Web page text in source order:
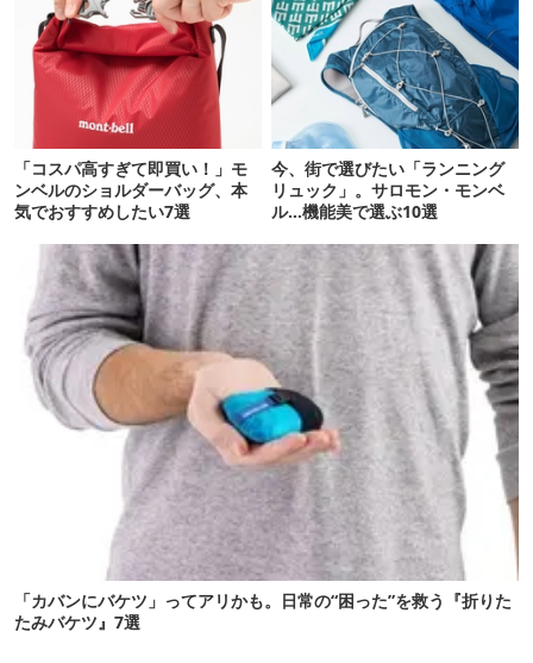
「コスパ高すぎて即買い！」モ
ンベルのショルダーバッグ、本
気でおすすめしたい7選
今、街で選びたい「ランニング
リュック」。サロモン・モンベ
ル…機能美で選ぶ10選
「カバンにバケツ」ってアリかも。日常の“困った”を救う『折りた
たみバケツ』7選